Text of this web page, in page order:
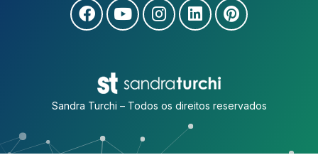
Sandra Turchi – Todos os direitos reservados